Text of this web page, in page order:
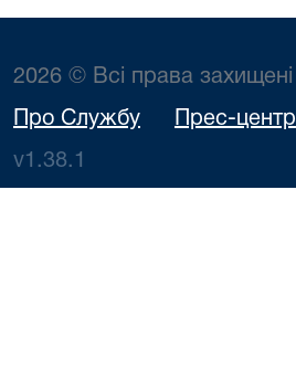
2026 © Всі права захищені
Про Службу Прес-центр
v1.38.1